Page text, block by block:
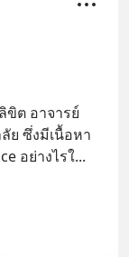
ขิต อาจารย์
ย ซึ่งมีเนื้อหา
อย่างไรใ